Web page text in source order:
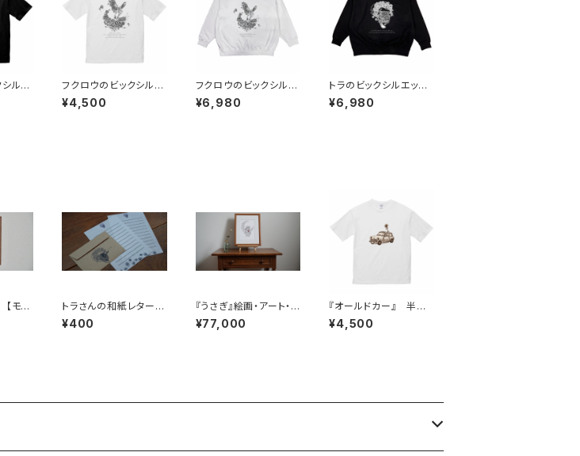
ルエ
ク
フクロウのビックシルエ
ットTシャツ ホワイト
¥4,500
フクロウのビックシルエ
ットスウェット ホワイト
¥6,980
トラのビックシルエット
スウェット ブラック
¥6,980
モノ
花の
トラさんの和紙レターセ
ット
¥400
『うさぎ』絵画・アート・
インテリア
¥77,000
『オールドカー』 半
袖 Tシャツ ビックシ
ルエット 一輪挿し
¥4,500